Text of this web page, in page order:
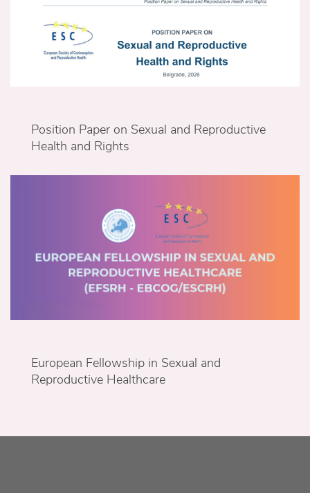
Position Paper on Sexual and Reproductive
Health and Rights
European Fellowship in Sexual and
Reproductive Healthcare